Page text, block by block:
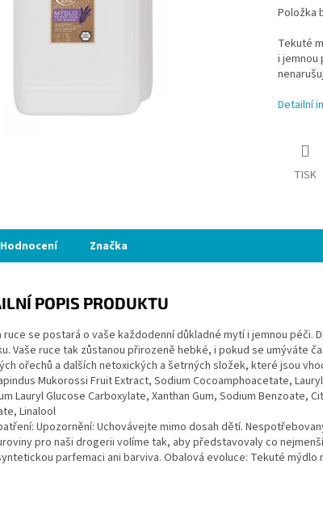
Položka
Tekuté
i jemnou
Detailní
TISK
Hodnocení Značka
POPIS PRODUKTU
ruce se postará o vaše každodenní důkladné mytí i jemnou péči.
Vaše ruce tak zůstanou přirozeně hebké, i pokud se umýváte
ořechů a dalších netoxických a šetrných složek, které jsou
Mukorossi Fruit Extract, Sodium Cocoamphoacetate,
Lauryl Glucose Carboxylate, Xanthan Gum, Sodium Benzoate,
Linalool
Upozornění: Uchovávejte mimo dosah dětí.
pro naši drogerii volíme tak, aby představovaly co
parfemaci ani barviva. Obalová evoluce: Tekuté